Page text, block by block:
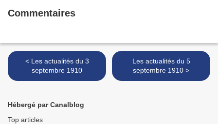
Commentaires
< Les actualités du 3
septembre 1910
Les actualités du 5
septembre 1910 >
Hébergé par Canalblog
Top articles